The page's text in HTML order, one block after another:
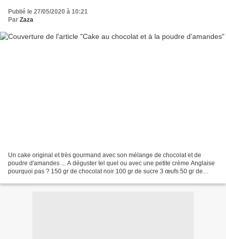
Publié le 27/05/2020 à 10:21
Par Zaza
Un cake original et très gourmand avec son mélange de chocolat et de
poudre d'amandes ... A déguster tel quel ou avec une petite crème Anglaise
pourquoi pas ? 150 gr de chocolat noir 100 gr de sucre 3 œufs 50 gr de